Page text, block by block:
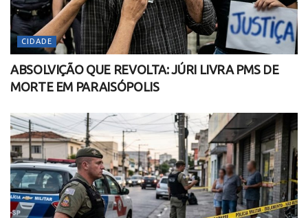
CIDADE
ABSOLVIÇÃO QUE REVOLTA: JÚRI LIVRA PMS DE
MORTE EM PARAISÓPOLIS